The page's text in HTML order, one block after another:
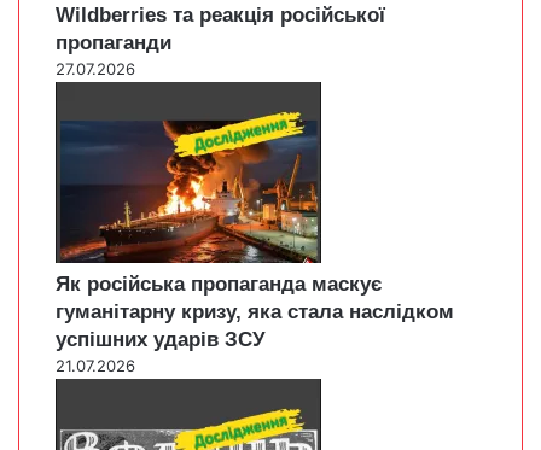
Wildberries та реакція російської
пропаганди
27.07.2026
Як російська пропаганда маскує
гуманітарну кризу, яка стала наслідком
успішних ударів ЗСУ
21.07.2026